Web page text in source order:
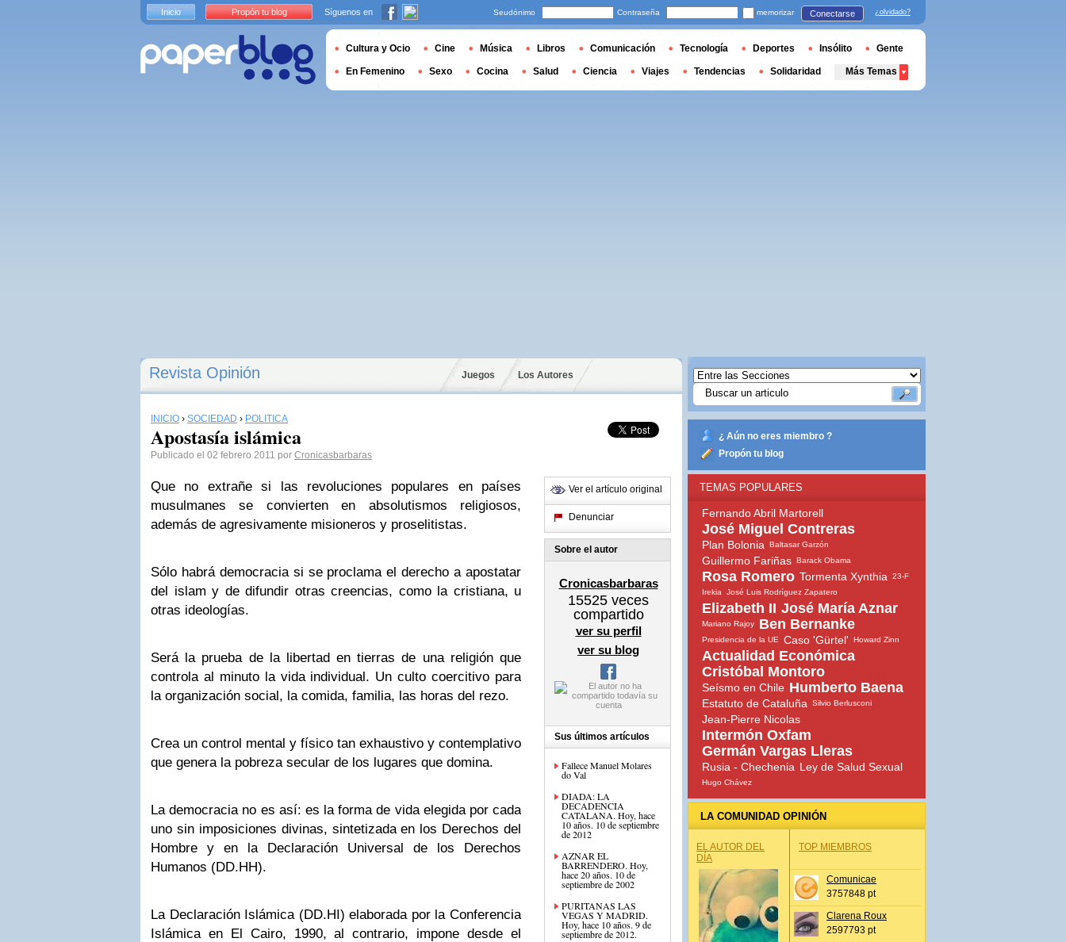
Revista Opinión Juegos Los Autores
INICIO › SOCIEDAD › POLÍTICA
Apostasía islámica
Publicado el 02 febrero 2011 por Cronicasbarbaras
Que no extrañe si las revoluciones populares en países
musulmanes se convierten en absolutismos religiosos,
además de agresivamente misioneros y proselitistas.
Sólo habrá democracia si se proclama el derecho a apostatar
del islam y de difundir otras creencias, como la cristiana, u
otras ideologías.
Será la prueba de la libertad en tierras de una religión que
controla al minuto la vida individual. Un culto coercitivo para
la organización social, la comida, familia, las horas del rezo.
Crea un control mental y físico tan exhaustivo y contemplativo
que genera la pobreza secular de los lugares que domina.
La democracia no es así: es la forma de vida elegida por cada
uno sin imposiciones divinas, sintetizada en los Derechos del
Hombre y en la Declaración Universal de los Derechos
Humanos (DD.HH).
La Declaración Islámica (DD.HI) elaborada por la Conferencia
Islámica en El Cairo, 1990, al contrario, impone desde el
Ver el artículo original
Denunciar
Sobre el autor
Cronicasbarbaras
15525 veces
compartido
ver su perfil
ver su blog
Sus últimos artículos
Fallece Manuel Molares
do Val
DIADA: LA
DECADENCIA
CATALANA. Hoy, hace
10 años. 10 de septiembre
de 2012
AZNAR EL
BARRENDERO. Hoy,
hace 20 años. 10 de
septiembre de 2002
PURITANAS LAS
VEGAS Y MADRID.
Hoy, hace 10 años. 9 de
septiembre de 2012.
¿ Aún no eres miembro ?
Propón tu blog
TEMAS POPULARES
Fernando Abril Martorell
José Miguel Contreras
Plan Bolonia Baltasar Garzón
Guillermo Fariñas Barack Obama
Rosa Romero Tormenta Xynthia
23-F
Irekia
José Luis Rodríguez Zapatero
Elizabeth II José María Aznar
Mariano Rajoy Ben Bernanke
Presidencia de la UE Caso 'Gürtel' Howard Zinn
Actualidad Económica
Cristóbal Montoro
Seísmo en Chile Humberto Baena
Estatuto de Cataluña Silvio Berlusconi
Jean-Pierre Nicolas
Intermón Oxfam
Germán Vargas Lleras
Rusia - Chechenia Ley de Salud Sexual
Hugo Chávez
LA COMUNIDAD OPINIÓN
EL AUTOR DEL
DÍA
TOP MIEMBROS
Comunicae
3757848 pt
Clarena Roux
2597793 pt
Inicio Propón tu blog Síguenos en Seudónimo Contraseña memorizar Conectarse ¿olvidado?
Cultura y Ocio Cine Música Libros Comunicación Tecnología Deportes Insólito Gente
En Femenino Sexo Cocina Salud Ciencia Viajes Tendencias Solidaridad Más Temas